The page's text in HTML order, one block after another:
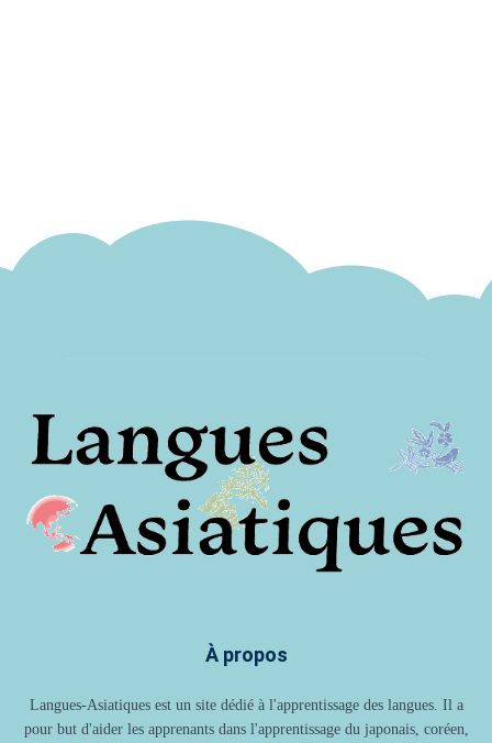
À propos
Langues-Asiatiques est un site dédié à l'apprentissage des langues. Il a
pour but d'aider les apprenants dans l'apprentissage du japonais, coréen,